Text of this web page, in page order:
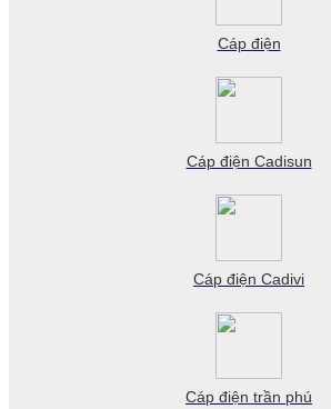
Cáp điện
Cáp điện Cadisun
Cáp điện Cadivi
Cáp điện trần phú